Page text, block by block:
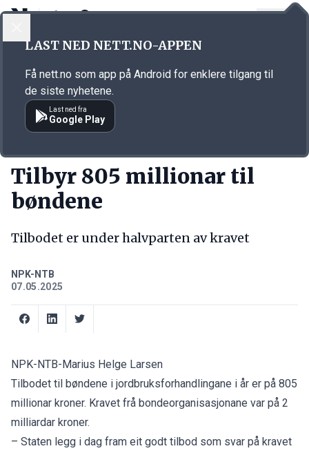
Annonsørinnhold
Tilbyr 805 millionar til
bøndene
Tilbodet er under halvparten av kravet
NPK-NTB
07.05.2025
NPK-NTB-Marius Helge Larsen
Tilbodet til bøndene i jordbruksforhandlingane i år er på 805
millionar kroner. Kravet frå bondeorganisasjonane var på 2
milliardar kroner.
– Staten legg i dag fram eit godt tilbod som svar på kravet
LAST NED NETT.NO-APPEN
Få nett.no som app på Android for enklere tilgang til
de siste nyhetene.
Last ned fra
Google Play